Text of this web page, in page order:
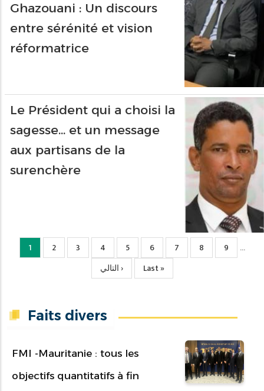
Ghazouani : Un discours
entre sérénité et vision
réformatrice
Le Président qui a choisi la
sagesse… et un message
aux partisans de la
surenchère
Page
courante
1 Page
2 Page
3 Page
4 Page
5 Page
6 Page
7 Page
8 Page
9 …
Page
suivante
التالي ›
Dernière
page
Last »
Faits divers
FMI -Mauritanie : tous les
objectifs quantitatifs à fin